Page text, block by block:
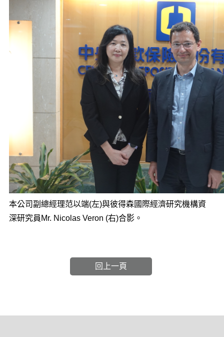
本公司副總經理范以端(左)與彼得森國際經濟研究機構資
深研究員Mr. Nicolas Veron (右)合影。
回上一頁